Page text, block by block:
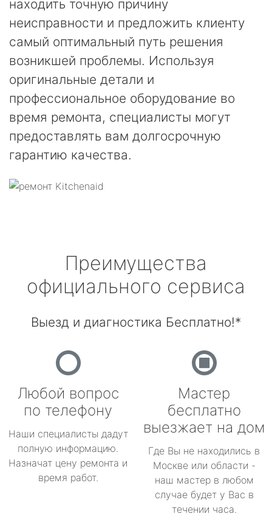
находить точную причину
неисправности и предложить клиенту
самый оптимальный путь решения
возникшей проблемы. Используя
оригинальные детали и
профессиональное оборудование во
время ремонта, специалисты могут
предоставлять вам долгосрочную
гарантию качества.
Преимущества
официального сервиса
Выезд и диагностика Бесплатно!*
Любой вопрос
по телефону
Наши специалисты дадут
полную информацию.
Назначат цену ремонта и
время работ.
Мастер
бесплатно
выезжает на дом
Где Вы не находились в
Москве или области -
наш мастер в любом
случае будет у Вас в
течении часа.